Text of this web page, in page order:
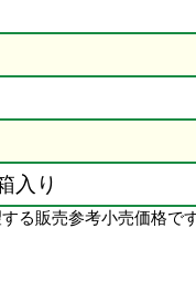
入り
る販売参考小売価格で